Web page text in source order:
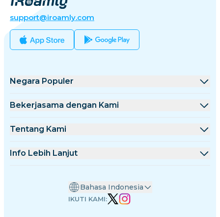
support@iroamly.com
Negara Populer
Amerika Serikat
Prancis
Bekerjasama dengan Kami
Platform Grosir
Dokumentasi API
Tentang Kami
Tentang iRoamly
Info Lebih Lanjut
Bahasa Indonesia
IKUTI KAMI: